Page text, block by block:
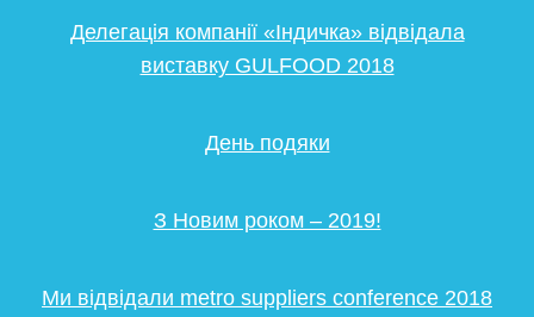
Делегація компанії «Індичка» відвідала
виставку GULFOOD 2018
День подяки
З Новим роком – 2019!
Ми відвідали metro suppliers conference 2018